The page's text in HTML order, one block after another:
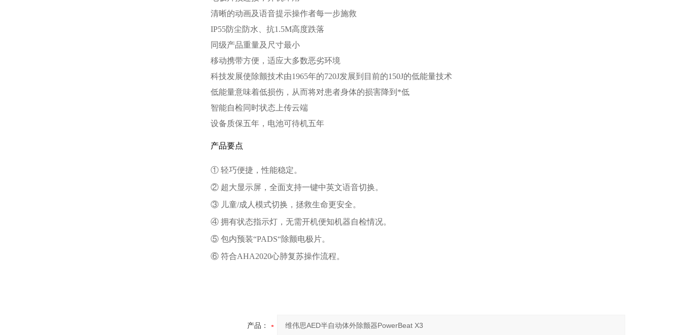
清晰的动画及语音提示操作者每一步施救
IP55防尘防水、抗1.5M高度跌落
同级产品重量及尺寸最小
移动携带方便，适应大多数恶劣环境
科技发展使除颤技术由1965年的720J发展到目前的150J的低能量技术
低能量意味着低损伤，从而将对患者身体的损害降到 *低
智能自检同时状态上传云端
设备质保五年，电池可待机五年
产品要点
① 轻巧便捷，性能稳定。
② 超大显示屏，全面支持一键中英文语音切换。
③ 儿童/成人模式切换，拯救生命更安全。
④ 拥有状态指示灯，无需开机便知机器自检情况。
⑤ 包内预装“PADS“除颤电极片。
⑥ 符合AHA2020心肺复苏操作流程。
产品：